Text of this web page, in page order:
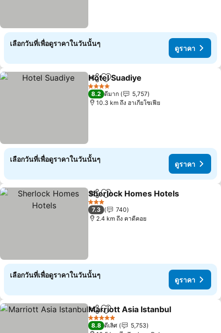
เลือกวันที่เพื่อดูราคาในวันนั้นๆ
ดูราคา
แชร์ เพิ่มในรายการโปรด
Hotel Suadiye
4 ดาว
8.2 ดีมาก
5,757
10.3 km ถึง ฮาเกียโซเฟีย
เลือกวันที่เพื่อดูราคาในวันนั้นๆ
ดูราคา
แชร์ เพิ่มในรายการโปรด
Sherlock Homes Hotels
3 ดาว
7.3
740
2.4 km ถึง คาดีคอย
เลือกวันที่เพื่อดูราคาในวันนั้นๆ
ดูราคา
แชร์ เพิ่มในรายการโปรด
Marriott Asia Istanbul
5 ดาว
8.8 ดีเลิศ
5,753